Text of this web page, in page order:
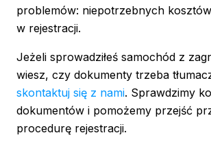
problemów: niepotrzebnych
w rejestracji.
Jeżeli sprowadziłeś samochód z
wiesz, czy dokumenty trzeba
skontaktuj się z nami. Sprawdzimy
dokumentów i pomożemy przejść
procedurę rejestracji.